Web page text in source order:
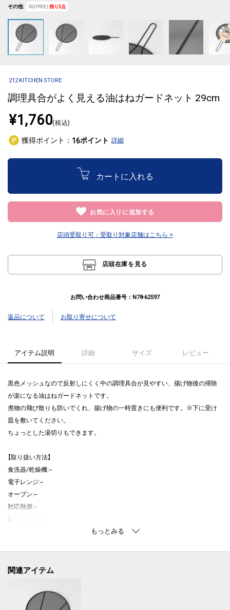
その他 00(FREE) 残り2点
212 KITCHEN STORE
調理具合がよく見える油はねガードネット 29cm
¥1,760(税込)
獲得ポイント： 16ポイント 詳細
カートに入れる
お気に入りに追加する
店頭受取り可： 受取り対象店舗はこちら >
店頭在庫を見る
お問い合わせ商品番号： N78-62597
返品について お取り寄せについて
アイテム説明 詳細 サイズ レビュー
黒色メッシュなので反射しにくく中の調理具合が見やすい、揚げ物後の掃除
が楽になる油はねガードネットです。
煮物の飛び散りも防いでくれ、揚げ物の一時置きにも便利です。※下に受け
皿を敷いてください。
ちょっとした湯切りもできます。
【取り扱い方法】
食洗器/乾燥機:--
電子レンジ:--
オーブン:--
対応熱源:--
耐熱/耐冷温度:--
重量:170g
※照明の関係により、実際よりも色味が違って見える場合があります。ま
関連アイテム